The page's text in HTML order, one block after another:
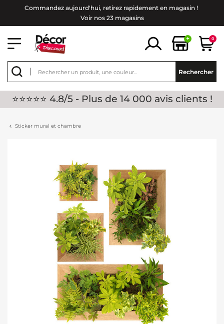
Commandez aujourd'hui, retirez rapidement en magasin !
Voir nos 23 magasins
+ 0
Rechercher
⭐⭐⭐⭐⭐ 4.8/5 - Plus de 14 000 avis clients !
Sticker mural et chambre